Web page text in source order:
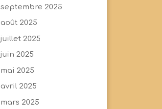
septembre 2025
août 2025
juillet 2025
juin 2025
mai 2025
avril 2025
mars 2025